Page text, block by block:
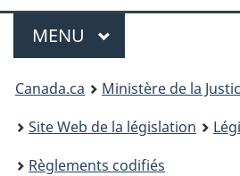
Menu
MENU PRINCIPAL
You
are
here:
Canada.ca
Ministère de la
Site Web de la législation
Règlements codifiés